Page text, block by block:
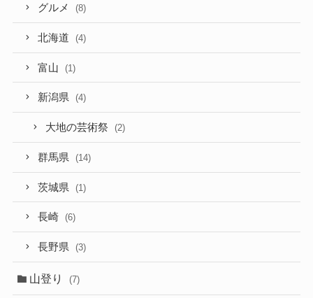
グルメ (8)
北海道 (4)
富山 (1)
新潟県 (4)
大地の芸術祭 (2)
群馬県 (14)
茨城県 (1)
長崎 (6)
長野県 (3)
山登り (7)